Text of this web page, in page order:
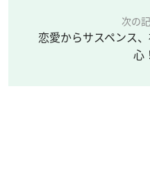
次の
恋愛からサスペンス
心